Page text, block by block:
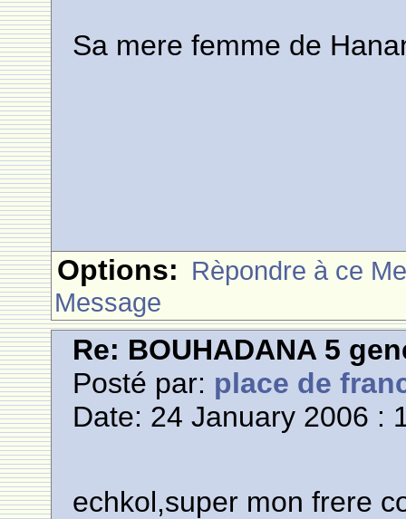
Sa mere femme de
Options: Rèpondre à ce
Message
Re: BOUHADANA 5
Posté par: place de
Date: 24 January 2006 :
echkol,super mon frere